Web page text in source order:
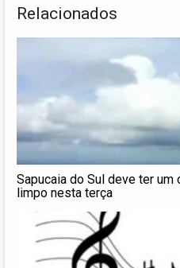
Relacionados
Sapucaia do Sul deve ter
limpo nesta terça